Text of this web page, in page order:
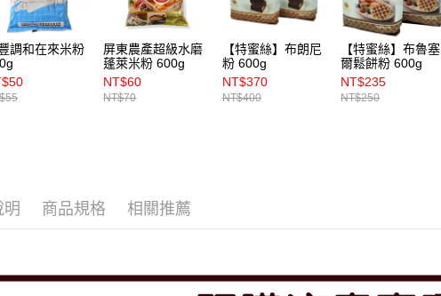
調和在來米粉
屏東農產超級水磨
蓬萊米粉 600g
NT$60
NT$70
【特蜜絲】布朗尼
粉 600g
NT$370
NT$400
【特蜜絲】布魯塞
爾鬆餅粉 600g
NT$235
NT$250
明 商品規格 相關推薦